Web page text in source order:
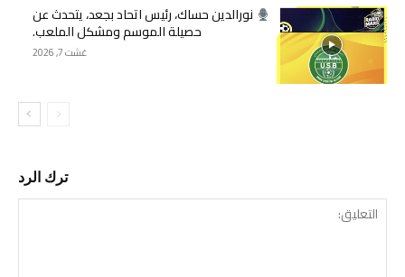
نورالدين حساك، رئيس اتحاد بجعد، يتحدث عن
حصيلة الموسم ومشكل الملعب.
غشت 7, 2026
ترك الرد